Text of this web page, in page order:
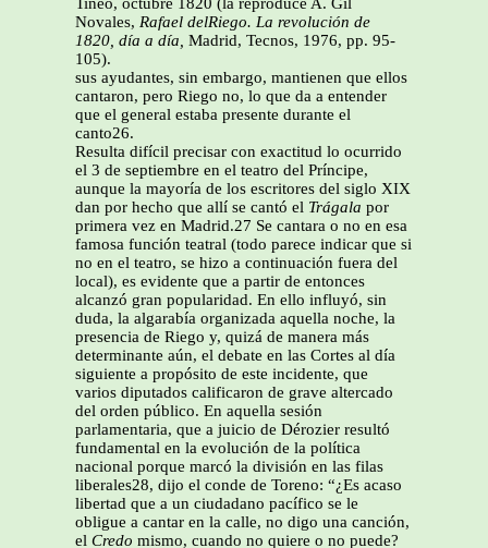
Tineo, octubre 1820 (la reproduce A. Gil
Novales, Rafael delRiego. La revolución de
1820, día a día, Madrid, Tecnos, 1976, pp. 95-
105).
sus ayudantes, sin embargo, mantienen que ellos
cantaron, pero Riego no, lo que da a entender
que el general estaba presente durante el
canto26.
Resulta difícil precisar con exactitud lo ocurrido
el 3 de septiembre en el teatro del Príncipe,
aunque la mayoría de los escritores del siglo XIX
dan por hecho que allí se cantó el Trágala por
primera vez en Madrid.27 Se cantara o no en esa
famosa función teatral (todo parece indicar que si
no en el teatro, se hizo a continuación fuera del
local), es evidente que a partir de entonces
alcanzó gran popularidad. En ello influyó, sin
duda, la algarabía organizada aquella noche, la
presencia de Riego y, quizá de manera más
determinante aún, el debate en las Cortes al día
siguiente a propósito de este incidente, que
varios diputados calificaron de grave altercado
del orden público. En aquella sesión
parlamentaria, que a juicio de Dérozier resultó
fundamental en la evolución de la política
nacional porque marcó la división en las filas
liberales28, dijo el conde de Toreno: “¿Es acaso
libertad que a un ciudadano pacífico se le
obligue a cantar en la calle, no digo una canción,
el Credo mismo, cuando no quiere o no puede?